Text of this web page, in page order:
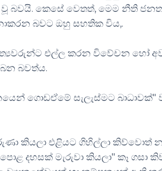
කෙසේ වෙතත්, මෙම නීති
බවට ඔහු සහතික විය,.
එල්ල කරන විවේචන හෝ
බවත්ය.
ගොඩඒමේ සැලැස්මට බාධාවක්"
කියලා එළියට ගිහිල්ලා කිව්වොත්
දහසක් මැරුවා කියලා" කෑ